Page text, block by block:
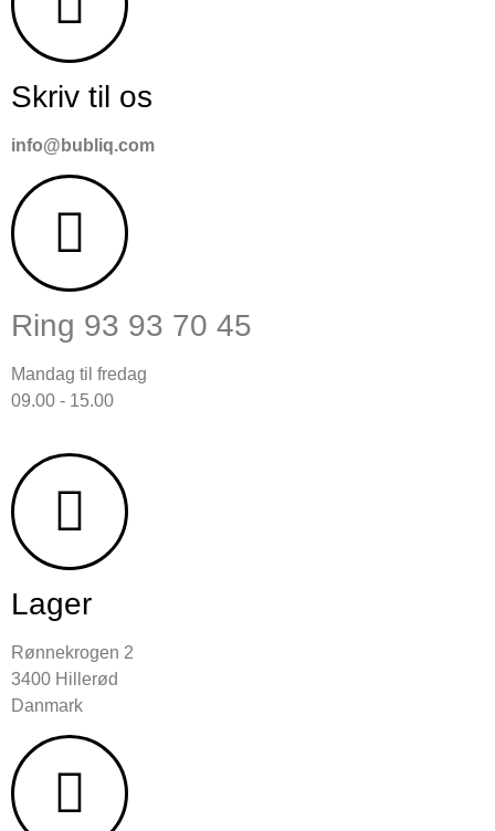
Skriv til os
info@bubliq.com
Ring 93 93 70 45
Mandag til fredag
09.00 - 15.00
Lager
Rønnekrogen 2
3400 Hillerød
Danmark